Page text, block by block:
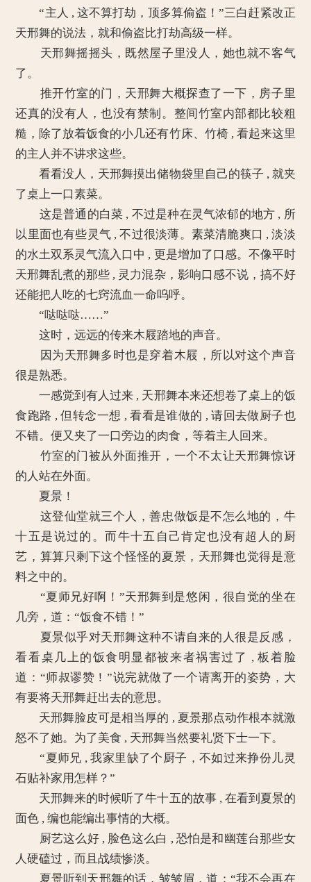
“主人 , 这不算打劫，顶多算偷盗！”三白赶紧改正
天邢舞的说法，就和偷盗比打劫高级一样。
天邢舞摇摇头，既然屋子里没人，她也就不客气
了。
推开竹室的门，天邢舞大概探查了一下，房子里
还真的没有人，也没有禁制。整间竹室内部都比较粗
糙，除了放着饭食的小几还有竹床、竹椅 , 看起来这里
的主人并不讲求这些。
看看没人，天邢舞摸出储物袋里自己的筷子 , 就夹
了桌上一口素菜。
这是普通的白菜 , 不过是种在灵气浓郁的地方 , 所
以里面也有些灵气 , 不过很淡薄。素菜清脆爽口 , 淡淡
的水土双系灵气流入口中 , 更是增加了口感。不像平时
天邢舞乱煮的那些 , 灵力混杂，影响口感不说，搞不好
还能把人吃的七窍流血一命呜呼。
“哒哒哒……”
这时，远远的传来木屐踏地的声音。
因为天邢舞多时也是穿着木屐，所以对这个声音
很是熟悉。
一感觉到有人过来 , 天邢舞本来还想卷了桌上的饭
食跑路 , 但转念一想 , 看看是谁做的 , 请回去做厨子也
不错。便又夹了一口旁边的肉食，等着主人回来。
竹室的门被从外面推开，一个不太让天邢舞惊讶
的人站在外面。
夏景！
这登仙堂就三个人，善忠做饭是不怎么地的，牛
十五是说过的。而牛十五自己肯定也没有超人的厨
艺，算算只剩下这个怪怪的夏景，天邢舞也觉得是意
料之中的。
“夏师兄好啊！”天邢舞到是悠闲，很自觉的坐在
几旁，道：“饭食不错！”
夏景似乎对天邢舞这种不请自来的人很是反感，
看看桌几上的饭食明显都被来者祸害过了 , 板着脸
道：“师叔谬赞！”说完就做了一个请离开的姿势，大
有要将天邢舞赶出去的意思。
天邢舞脸皮可是相当厚的 , 夏景那点动作根本就激
怒不了她。为了美食 , 天邢舞当然要礼贤下士一下。
“夏师兄 , 我家里缺了个厨子，不如过来挣份儿灵
石贴补家用怎样？”
天邢舞来的时候听了牛十五的故事 , 在看到夏景的
面色 , 编也能编出事情的大概。
厨艺这么好 , 脸色这么白 , 恐怕是和幽莲台那些女
人硬磕过，而且战绩惨淡。
夏景听到天邢舞的话，皱皱眉，道：“我不会再在